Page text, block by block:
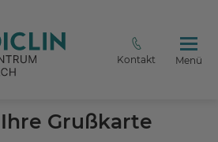
Kontakt Menü
Grußkarte